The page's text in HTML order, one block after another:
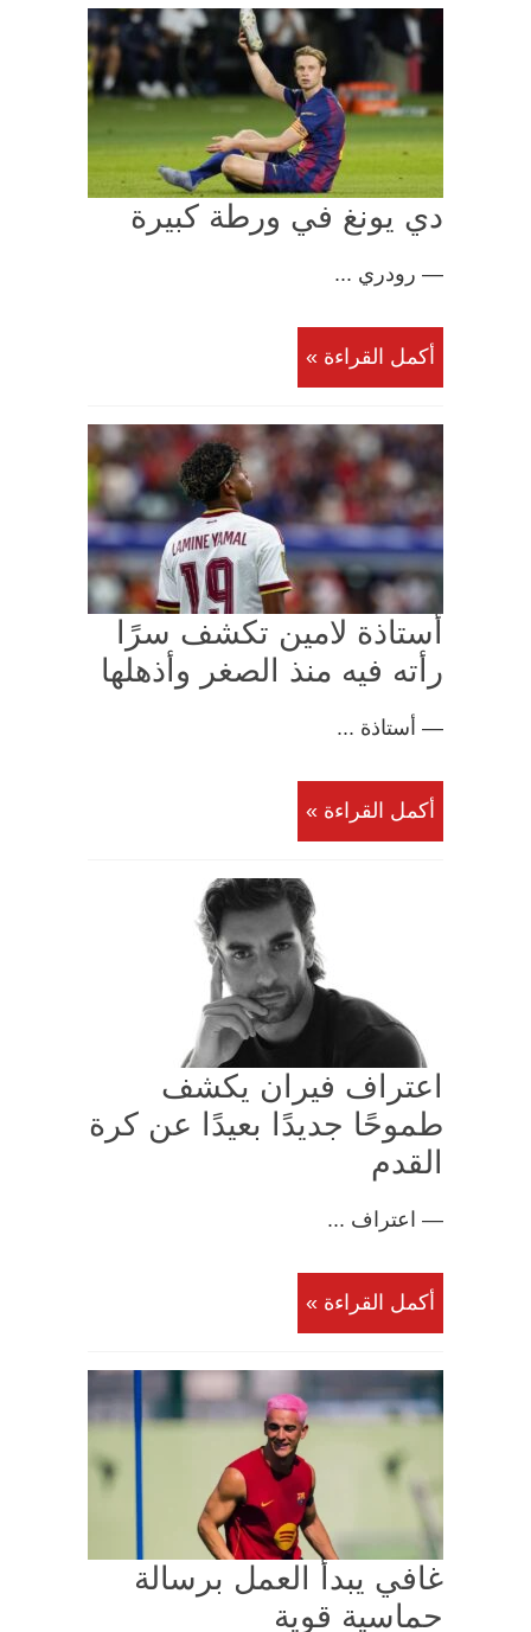
دي يونغ في ورطة كبيرة
— رودري ...
أكمل القراءة »
أستاذة لامين تكشف سرًا
رأته فيه منذ الصغر وأذهلها
— أستاذة ...
أكمل القراءة »
اعتراف فيران يكشف
طموحًا جديدًا بعيدًا عن كرة
القدم
— اعتراف ...
أكمل القراءة »
غافي يبدأ العمل برسالة
حماسية قوية